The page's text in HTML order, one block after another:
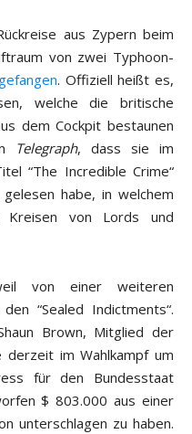
aus Zypern beim
von zwei Typhoon-
. Offiziell heißt es,
welche die britische
dem Cockpit bestaunen
Telegraph, dass sie im
“The Incredible Crime“
habe, in welchem
von Lords und
von einer weiteren
“Sealed Indictments“.
Brown, Mitglied der
derzeit im Wahlkampf um
für den Bundesstaat
$ 803.000 aus einer
unterschlagen zu haben.